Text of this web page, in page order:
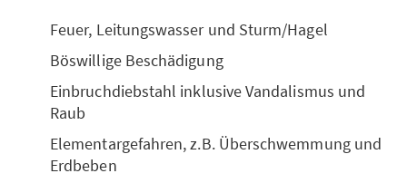
Feuer, Leitungswasser und Sturm/Hagel
Böswillige Beschädigung
Einbruchdiebstahl inklusive Vandalismus und
Raub
Elementargefahren, z.B. Überschwemmung und
Erdbeben